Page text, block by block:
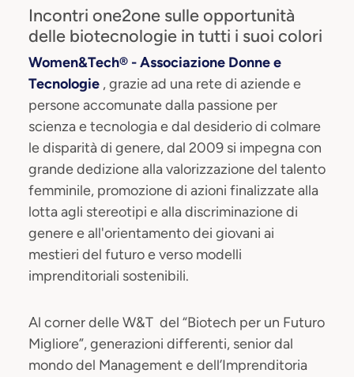
Incontri one2one sulle opportunità
delle biotecnologie in tutti i suoi colori
Women&Tech® - Associazione Donne e
Tecnologie , grazie ad una rete di aziende e
persone accomunate dalla passione per
scienza e tecnologia e dal desiderio di colmare
le disparità di genere, dal 2009 si impegna con
grande dedizione alla valorizzazione del talento
femminile, promozione di azioni finalizzate alla
lotta agli stereotipi e alla discriminazione di
genere e all'orientamento dei giovani ai
mestieri del futuro e verso modelli
imprenditoriali sostenibili.
Al corner delle W&T del “Biotech per un Futuro
Migliore”, generazioni differenti, senior dal
mondo del Management e dell’Imprenditoria